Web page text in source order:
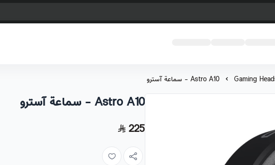
Astro A10 - سماعة آسترو
Astro A10 - سماعة آسترو
225